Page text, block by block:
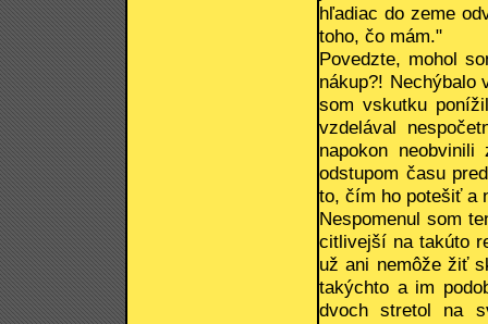
hľadiac do zeme
toho, čo mám."
Povedzte, mohol
nákup?! Nechýbalo
som vskutku
vzdelával
napokon
odstupom času
to, čím ho potešiť a
Nespomenul som
citlivejší na takúto
už ani nemôže žiť
takýchto a im
dvoch stretol na